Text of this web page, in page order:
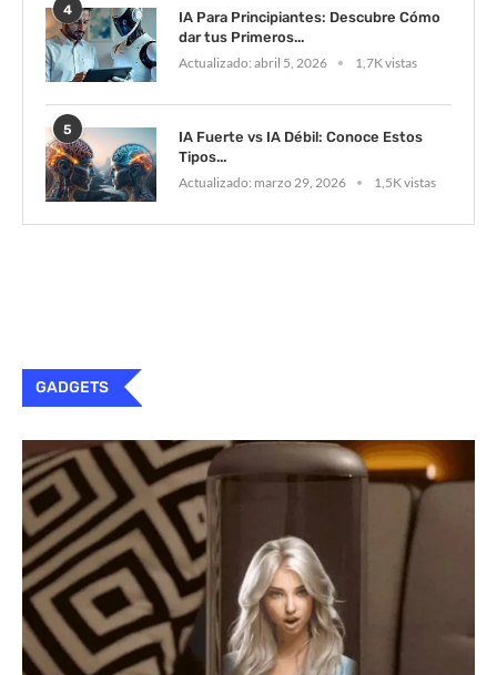
4
IA Para Principiantes: Descubre Cómo
dar tus Primeros...
Actualizado: abril 5, 2026 1,7K vistas
5
IA Fuerte vs IA Débil: Conoce Estos
Tipos...
Actualizado: marzo 29, 2026 1,5K vistas
GADGETS